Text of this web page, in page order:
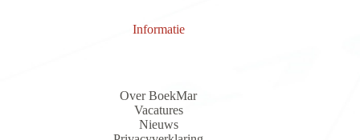
Informatie
Over BoekMar
Vacatures
Nieuws